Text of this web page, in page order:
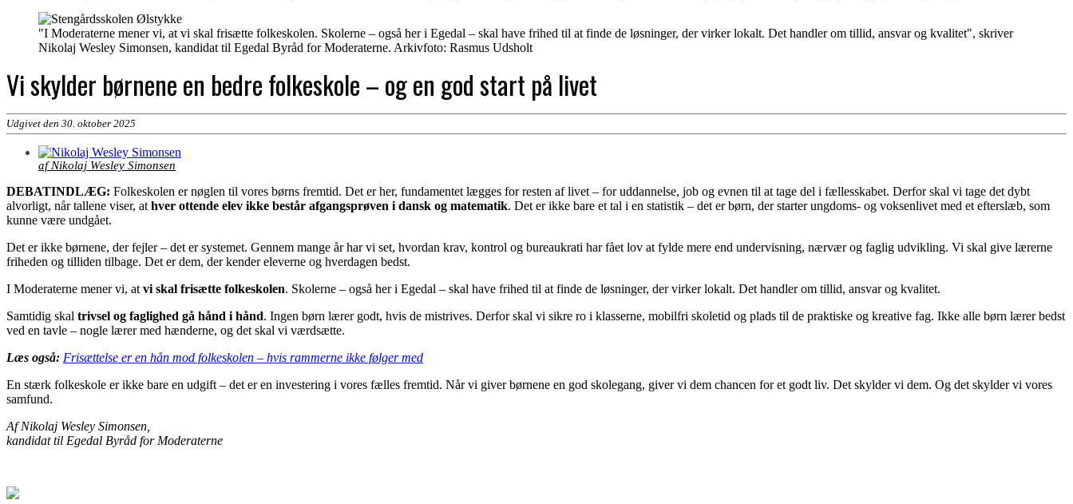
"I Moderaterne mener vi, at vi skal frisætte folkeskolen. Skolerne – også her i Egedal – skal have frihed til at finde de løsninger, der virker lokalt. Det handler om tillid, ansvar og kvalitet", skriver
Nikolaj Wesley Simonsen, kandidat til Egedal Byråd for Moderaterne. Arkivfoto: Rasmus Udsholt
Vi skylder børnene en bedre folkeskole – og en god start på livet
Udgivet den 30. oktober 2025
af Nikolaj Wesley Simonsen
DEBATINDLÆG: Folkeskolen er nøglen til vores børns fremtid. Det er her, fundamentet lægges for resten af livet – for uddannelse, job og evnen til at tage del i fællesskabet. Derfor skal vi tage det dybt
alvorligt, når tallene viser, at hver ottende elev ikke består afgangsprøven i dansk og matematik. Det er ikke bare et tal i en statistik – det er børn, der starter ungdoms- og voksenlivet med et efterslæb, som
kunne være undgået.
Det er ikke børnene, der fejler – det er systemet. Gennem mange år har vi set, hvordan krav, kontrol og bureaukrati har fået lov at fylde mere end undervisning, nærvær og faglig udvikling. Vi skal give lærerne
friheden og tilliden tilbage. Det er dem, der kender eleverne og hverdagen bedst.
I Moderaterne mener vi, at vi skal frisætte folkeskolen. Skolerne – også her i Egedal – skal have frihed til at finde de løsninger, der virker lokalt. Det handler om tillid, ansvar og kvalitet.
Samtidig skal trivsel og faglighed gå hånd i hånd. Ingen børn lærer godt, hvis de mistrives. Derfor skal vi sikre ro i klasserne, mobilfri skoletid og plads til de praktiske og kreative fag. Ikke alle børn lærer bedst
ved en tavle – nogle lærer med hænderne, og det skal vi værdsætte.
Læs også: Frisættelse er en hån mod folkeskolen – hvis rammerne ikke følger med
En stærk folkeskole er ikke bare en udgift – det er en investering i vores fælles fremtid. Når vi giver børnene en god skolegang, giver vi dem chancen for et godt liv. Det skylder vi dem. Og det skylder vi vores
samfund.
Af Nikolaj Wesley Simonsen,
kandidat til Egedal Byråd for Moderaterne